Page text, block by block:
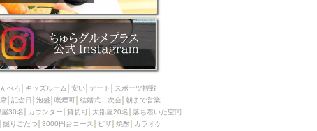
駅周辺
やぎ料理
駅周辺
小禄駅周辺
特集
造形集団
べろ キッズルーム 安い デート
スポーツ観戦
記念日 泡盛 喫煙可 結婚式二次会 朝まで営業
屋30名 カウンター 貸切可 大部屋20名
落ち着いた空間
掘りごたつ 3000円台コース ピザ 焼酎
カラオケ